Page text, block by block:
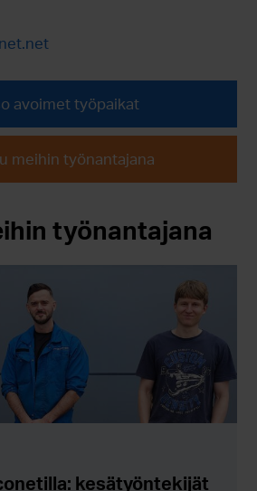
avoimet työpaikat
meihin työnantajana
työnantajana
kesätyöntekijät